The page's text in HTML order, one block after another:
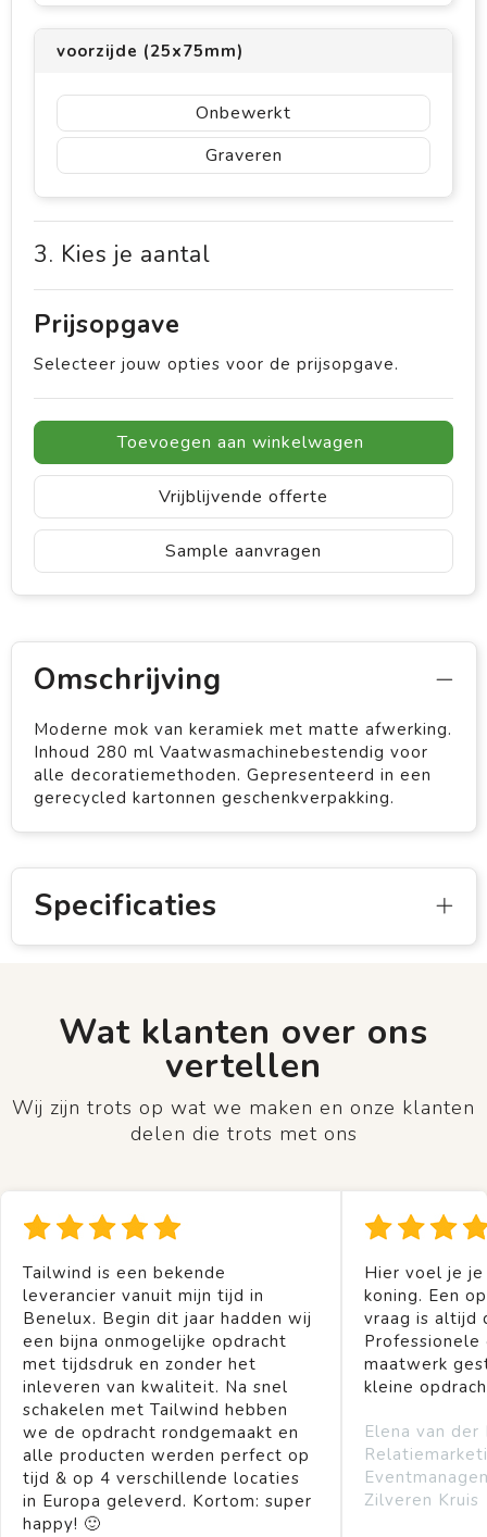
voorzijde (25x75mm)
Onbewerkt
Graveren
3. Kies je aantal
Prijsopgave
Selecteer jouw opties voor de prijsopgave.
Toevoegen aan winkelwagen
Vrijblijvende offerte
Sample aanvragen
Omschrijving
Moderne mok van keramiek met matte afwerking.
Inhoud 280 ml Vaatwasmachinebestendig voor
alle decoratiemethoden. Gepresenteerd in een
gerecycled kartonnen geschenkverpakking.
Specificaties
Wat klanten over ons
vertellen
Wij zijn trots op wat we maken en onze klanten
delen die trots met ons
Tailwind is een bekende
leverancier vanuit mijn tijd in
Benelux. Begin dit jaar hadden wij
een bijna onmogelijke opdracht
met tijdsdruk en zonder het
inleveren van kwaliteit. Na snel
schakelen met Tailwind hebben
we de opdracht rondgemaakt en
alle producten werden perfect op
tijd & op 4 verschillende locaties
in Europa geleverd. Kortom: super
happy! 🙂
Hier voel je
koning. Een
vraag is altijd
Professionele
maatwerk
kleine
Elena van der
Zilveren Kruis